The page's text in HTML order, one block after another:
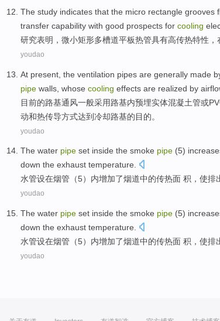
The study indicates that the micro rectangle grooves
transfer capability with good prospects for cooling
研究表明 ， 微小矩形多槽道平板热管具有高传热特性，
youdao
At present , the ventilation pipes are generally made
pipe walls , whose cooling effects are realized by
目前的路基通风一般采用路基内预埋实体混凝土管或
动和热传导方式达到冷却路基的目的。
youdao
The water pipe set inside the smoke pipe (5)
down the exhaust temperature.
水管设在烟管 （5）内增加了烟道中的传热面 积， 使排
youdao
The water pipe set inside the smoke pipe (5)
down the exhaust temperature
水管设在烟管 （5）内增加了烟道中的传热面 积， 使排
youdao